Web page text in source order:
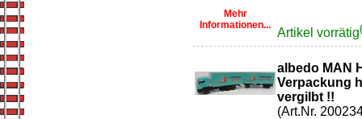
Mehr
Informationen...
Artikel vorrätig
albedo MAN
Verpackung
vergilbt !!
(Art.Nr.